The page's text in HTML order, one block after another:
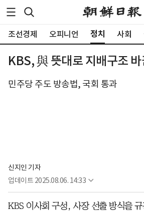
조선경제 오피니언 정치 사회
KBS, 與 뜻대로 지배구조
민주당 주도 방송법, 국회 통과
신지인 기자
업데이트 2025.08.06. 14:33
KBS 이사회 구성, 사장 선출 방식을 규